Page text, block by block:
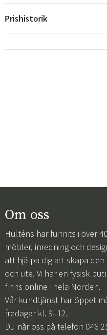
Prishistorik
Om oss
Hulténs har funnits i över
möbler, inredning och
att hjälpa dig att skapa
och ute. Vi har en fysisk
finns online i hela Norden.
Vår kundtjänst har öppet
fredagar kl. 9–12.
Du når oss på telefon 046